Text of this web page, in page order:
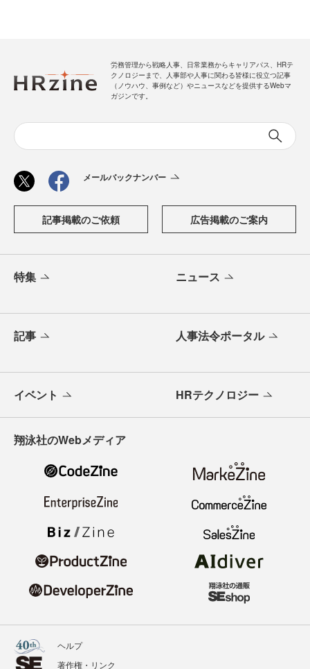
労務管理から戦略人事、日常業務からキャリアパス、HRテ
クノロジーまで、人事部や人事に関わる皆様に役立つ記事
（ノウハウ、事例など）やニュースなどを提供するWebマ
ガジンです。
メールバックナンバー
記事掲載のご依頼 広告掲載のご案内
特集 ニュース
記事 人事法令ポータル
イベント HRテクノロジー
翔泳社のWebメディア
ヘルプ
著作権・リンク